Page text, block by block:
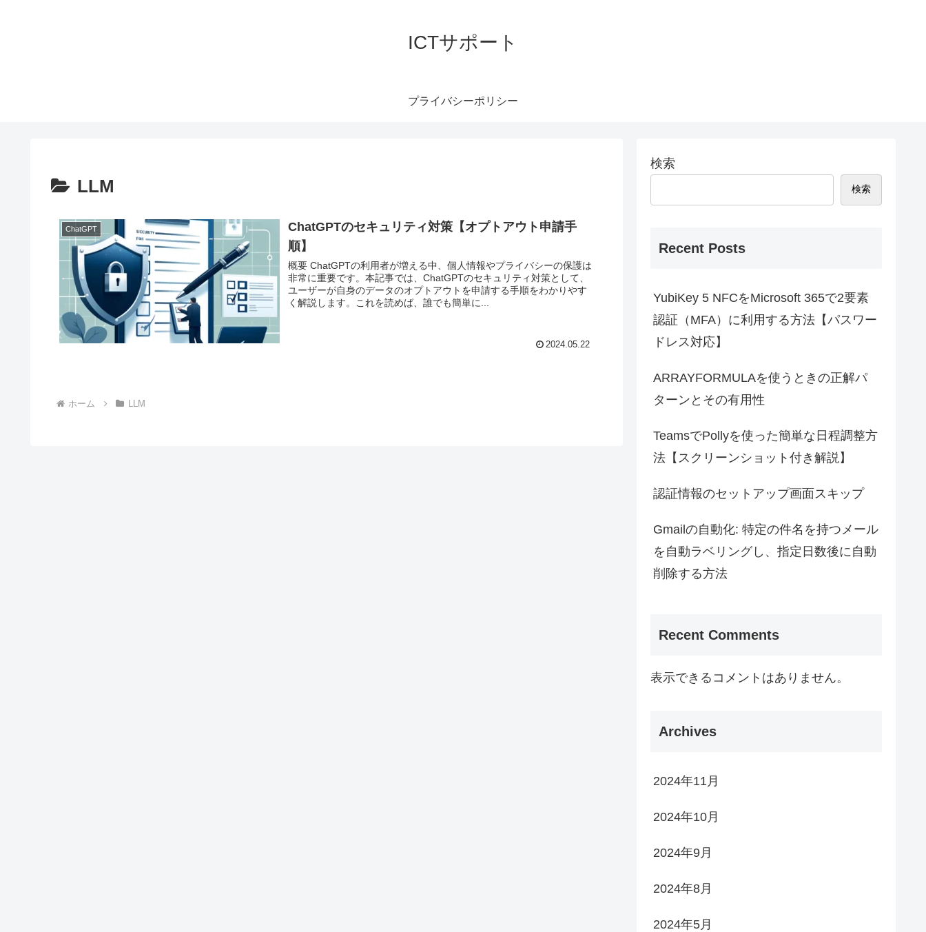
ICTサポート
プライバシーポリシー
LLM
ChatGPT
ChatGPTのセキュリティ対策【オプトアウト申請手
順】
概要 ChatGPTの利用者が増える中、個人情報やプライバシーの保護は
非常に重要です。本記事では、ChatGPTのセキュリティ対策として、
ユーザーが自身のデータのオプトアウトを申請する手順をわかりやす
く解説します。これを読めば、誰でも簡単に...
2024.05.22
ホーム LLM
検索
検索
Recent Posts
YubiKey 5 NFCをMicrosoft 365で2要素
認証（MFA）に利用する方法【パスワー
ドレス対応】
ARRAYFORMULAを使うときの正解パ
ターンとその有用性
TeamsでPollyを使った簡単な日程調整方
法【スクリーンショット付き解説】
認証情報のセットアップ画面スキップ
Gmailの自動化: 特定の件名を持つメール
を自動ラベリングし、指定日数後に自動
削除する方法
Recent Comments
表示できるコメントはありません。
Archives
2024年11月
2024年10月
2024年9月
2024年8月
2024年5月